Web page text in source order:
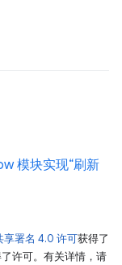
模块实现“刷新
享署名 4.0 许可获得了
许可。有关详情，请